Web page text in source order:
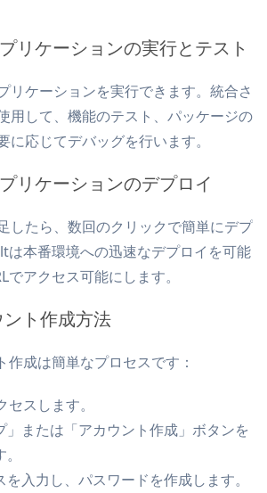
リケーションの実行とテスト
リケーションを実行できます。統合さ
用して、機能のテスト、パッケージの
に応じてデバッグを行います。
リケーションのデプロイ
したら、数回のクリックで簡単にデプ
は本番環境への迅速なデプロイを可能
でアクセス可能にします。
ト作成方法
成は簡単なプロセスです：
セスします。
」または「アカウント作成」ボタンを
を入力し、パスワードを作成します。